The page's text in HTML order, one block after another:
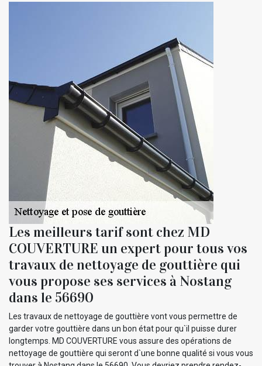
Les meilleurs tarif sont chez MD
COUVERTURE un expert pour tous vos
travaux de nettoyage de gouttière qui
vous propose ses services à Nostang
dans le 56690
Les travaux de nettoyage de gouttière vont vous permettre de
garder votre gouttière dans un bon état pour qu`il puisse durer
longtemps. MD COUVERTURE vous assure des opérations de
nettoyage de gouttière qui seront d`une bonne qualité si vous vous